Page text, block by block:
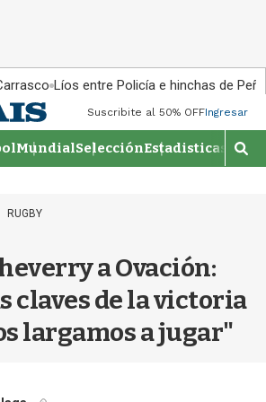
Líos entre Policía e hinchas de
Suscribite al 50% OFFIngresar
MundialSelecciónEstadisticas
M
o
�
RUGBY
a Ovación:
claves de la victoria
largamos a jugar"